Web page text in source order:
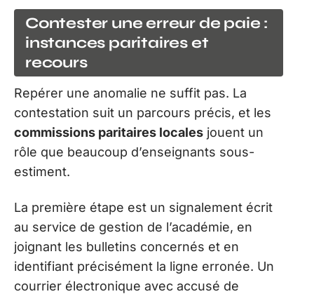
Contester une erreur de paie :
instances paritaires et
recours
Repérer une anomalie ne suffit pas. La
contestation suit un parcours précis, et les
commissions paritaires locales jouent un
rôle que beaucoup d’enseignants sous-
estiment.
La première étape est un signalement écrit
au service de gestion de l’académie, en
joignant les bulletins concernés et en
identifiant précisément la ligne erronée. Un
courrier électronique avec accusé de